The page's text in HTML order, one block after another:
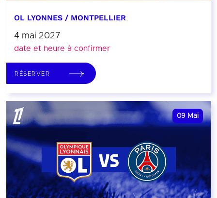
OL LYONNES / MONTPELLIER
4 mai 2027
date et heure à confirmer
RÉSERVER
09 Mai